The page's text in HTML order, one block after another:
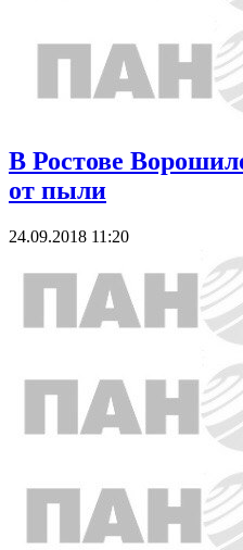
В Ростове
от пыли
24.09.2018 11:20